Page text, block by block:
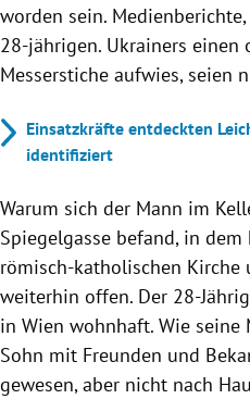
worden sein.
28-jährigen. Ukrainers einen
Messerstiche aufwies, seien
Einsatzkräfte entdeckten
identifiziert
Warum sich der Mann im
Spiegelgasse befand, in
römisch-katholischen Kirche
weiterhin offen. Der 28-
in Wien wohnhaft. Wie seine
Sohn mit Freunden und
gewesen, aber nicht nach